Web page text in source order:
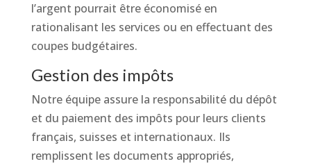
l’argent pourrait être économisé en
rationalisant les services ou en effectuant des
coupes budgétaires.
Gestion des impôts
Notre équipe assure la responsabilité du dépôt
et du paiement des impôts pour leurs clients
français, suisses et internationaux. Ils
remplissent les documents appropriés,